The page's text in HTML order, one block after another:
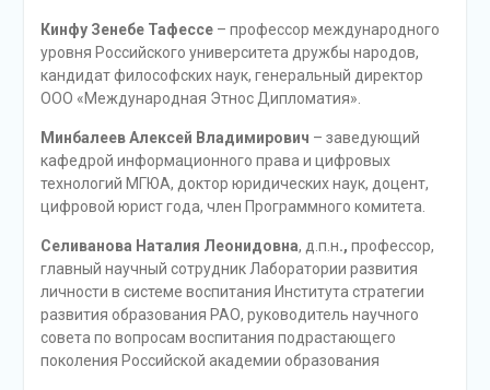
Кинфу Зенебе Тафессе– профессор международного
уровня Российского университета дружбы народов,
кандидат философских наук, генеральный директор
ООО «Международная Этнос Дипломатия».
Минбалеев Алексей Владимирович – заведующий
кафедрой информационного права и цифровых
технологий МГЮА, доктор юридических наук, доцент,
цифровой юрист года, член Программного комитета.
Селиванова Наталия Леонидовна, д.п.н., профессор,
главный научный сотрудник Лаборатории развития
личности в системе воспитания Института стратегии
развития образования РАО, руководитель научного
совета по вопросам воспитания подрастающего
поколения Российской академии образования